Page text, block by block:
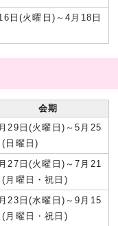
日(火曜日)～4月18日
会期
29日(火曜日)～5月25
(日曜日)
27日(火曜日)～7月21
(月曜日・祝日)
23日(水曜日)～9月15
(月曜日・祝日)